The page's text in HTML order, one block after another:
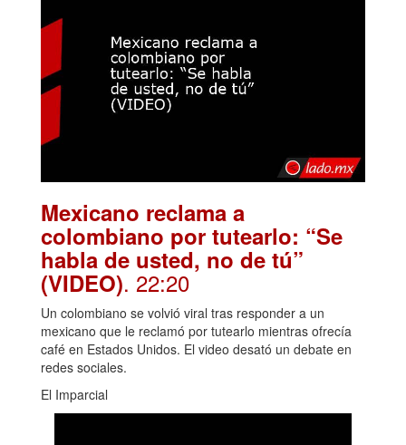
Mexicano reclama a
colombiano por tutearlo: “Se
habla de usted, no de tú”
(VIDEO). 22:20
Un colombiano se volvió viral tras responder a un
mexicano que le reclamó por tutearlo mientras ofrecía
café en Estados Unidos. El video desató un debate en
redes sociales.
El Imparcial